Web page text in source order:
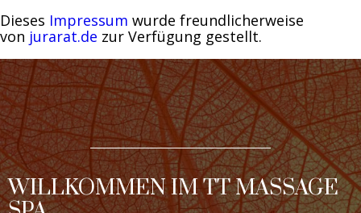
Dieses Impressum wurde freundlicherweise
von jurarat.de zur Verfügung gestellt.
WILLKOMMEN IM TT MASSAGE